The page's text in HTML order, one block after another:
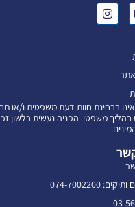
בבחינת חוות דעת משפטית ו/או
משפטי. הפניה נעשית בלשון
074-7002200